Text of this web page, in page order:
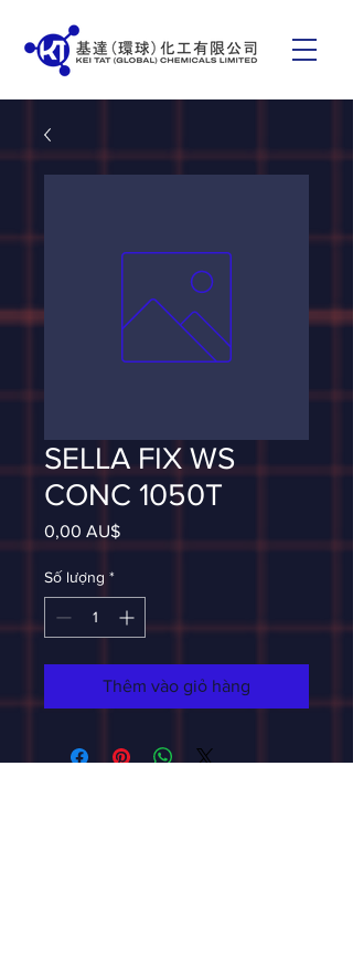
SELLA FIX WS
CONC 1050T
0,00 AU$Giá
Số lượng *
Thêm vào giỏ hàng